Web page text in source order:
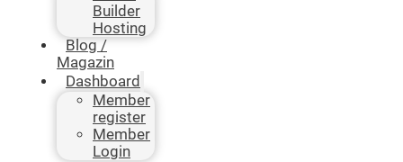
Builder
Hosting
Blog /
Magazin
Dashboard
Member
register
Member
Login